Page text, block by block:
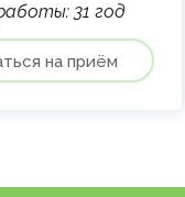
31 год
на приём